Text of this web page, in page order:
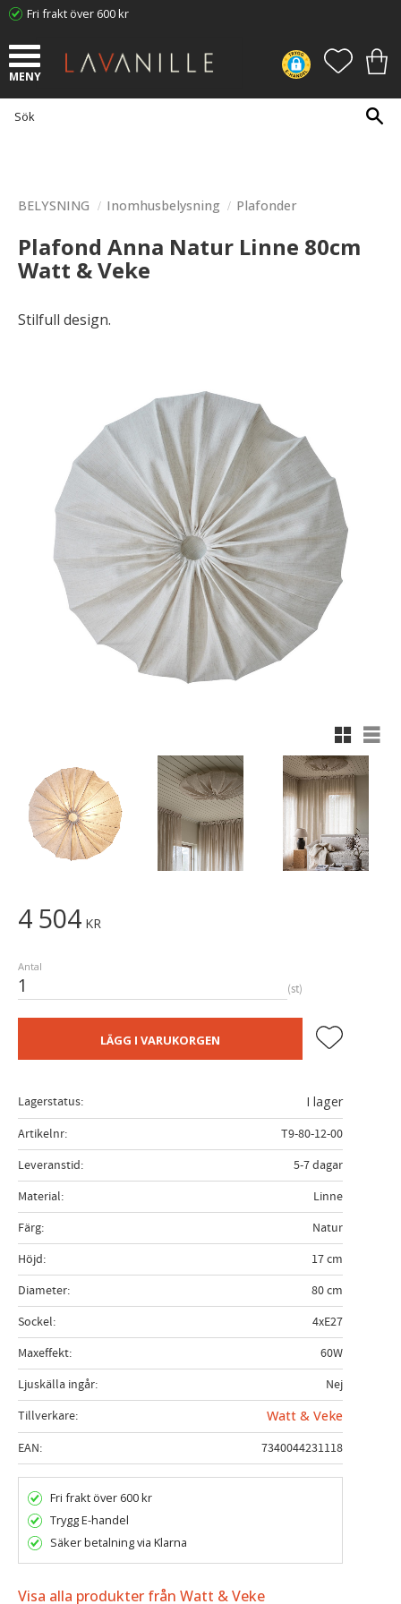
Fri frakt över 600 kr
BELYSNING Inomhusbelysning Plafonder
Plafond Anna Natur Linne 80cm
Watt & Veke
Stilfull design.
4 504 KR
Antal
st
LÄGG I VARUKORGEN Lägg till i
Lagerstatus
I lager
Artikelnr
T9-80-12-00
Leveranstid
5-7 dagar
Material
Linne
Färg
Natur
Höjd
17 cm
Diameter
80 cm
Sockel
4xE27
Maxeffekt
60W
Ljuskälla ingår
Nej
Tillverkare
Watt & Veke
EAN
7340044231118
Fri frakt över 600 kr
Trygg E-handel
Säker betalning via Klarna
Visa alla produkter från Watt & Veke